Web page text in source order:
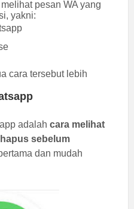
pesan WA yang
yakni:
cara tersebut lebih
adalah cara melihat
sebelum
dan mudah